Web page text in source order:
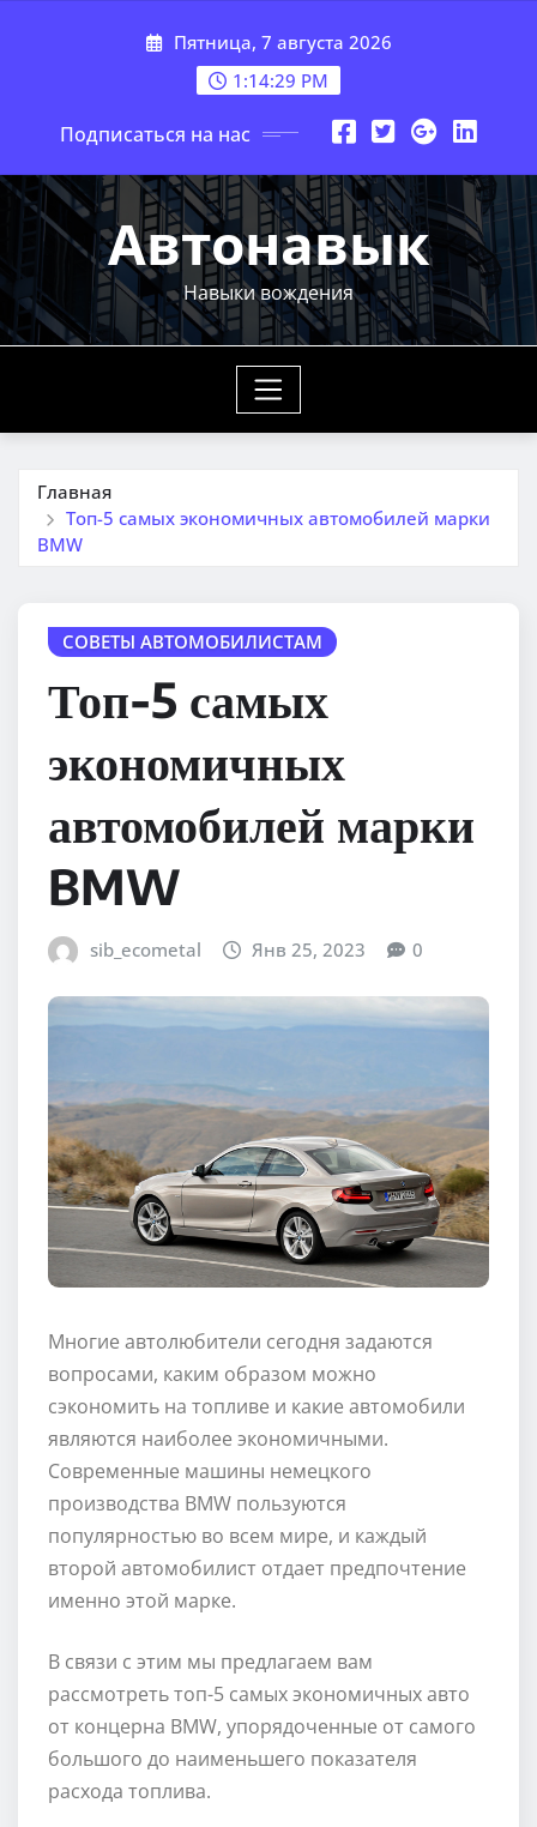
Пятница, 7 августа 2026
1:14:31 PM
Подписаться на нас
Автонавык
Навыки вождения
Главная
Топ-5 самых экономичных автомобилей марки
BMW
СОВЕТЫ АВТОМОБИЛИСТАМ
Топ-5 самых
экономичных
автомобилей марки
BMW
sib_ecometal Янв 25, 2023 0
Многие автолюбители сегодня задаются
вопросами, каким образом можно
сэкономить на топливе и какие автомобили
являются наиболее экономичными.
Современные машины немецкого
производства BMW пользуются
популярностью во всем мире, и каждый
второй автомобилист отдает предпочтение
именно этой марке.
В связи с этим мы предлагаем вам
рассмотреть топ-5 самых экономичных авто
от концерна BMW, упорядоченные от самого
большого до наименьшего показателя
расхода топлива.